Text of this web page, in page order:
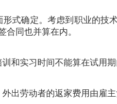
形式确定。考虑到职业的技
合同也并算在内。
和实习时间不能算在试用
出劳动者的返家费用由雇